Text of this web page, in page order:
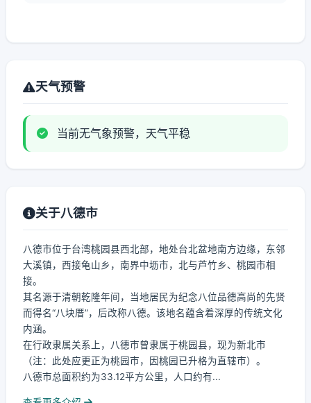
天气预警
当前无气象预警，天气平稳
关于八德市
八德市位于台湾桃园县西北部，地处台北盆地南方边缘，东邻
大溪镇，西接龟山乡，南界中坜市，北与芦竹乡、桃园市相
接。
其名源于清朝乾隆年间，当地居民为纪念八位品德高尚的先贤
而得名“八块厝”，后改称八德。该地名蕴含着深厚的传统文化
内涵。
在行政隶属关系上，八德市曾隶属于桃园县，现为新北市
（注：此处应更正为桃园市，因桃园已升格为直辖市）。
八德市总面积约为33.12平方公里，人口约有...